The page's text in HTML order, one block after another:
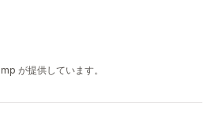
が提供しています。